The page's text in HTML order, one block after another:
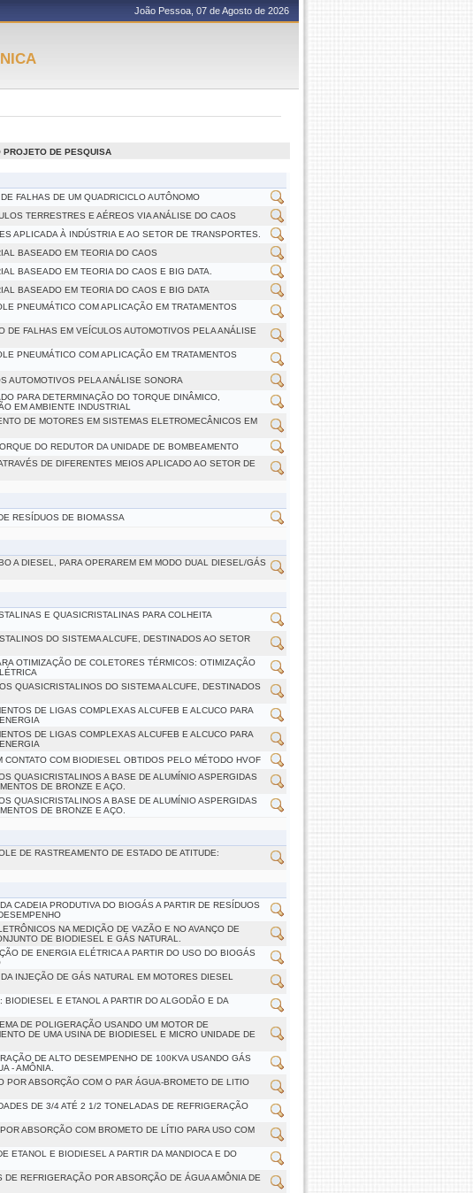
João Pessoa, 07 de Agosto de 2026
PROJETO DE PESQUISA
FALHAS DE UM QUADRICICLO AUTÔNOMO
TERRESTRES E AÉREOS VIA ANÁLISE DO CAOS
APLICADA À INDÚSTRIA E AO SETOR DE TRANSPORTES.
BASEADO EM TEORIA DO CAOS
BASEADO EM TEORIA DO CAOS E BIG DATA.
BASEADO EM TEORIA DO CAOS E BIG DATA
PNEUMÁTICO COM APLICAÇÃO EM TRATAMENTOS
DE FALHAS EM VEÍCULOS AUTOMOTIVOS PELA ANÁLISE
PNEUMÁTICO COM APLICAÇÃO EM TRATAMENTOS
AUTOMOTIVOS PELA ANÁLISE SONORA
PARA DETERMINAÇÃO DO TORQUE DINÂMICO,
EM AMBIENTE INDUSTRIAL
DE MOTORES EM SISTEMAS ELETROMECÂNICOS EM
DO REDUTOR DA UNIDADE DE BOMBEAMENTO
DE DIFERENTES MEIOS APLICADO AO SETOR DE
RESÍDUOS DE BIOMASSA
A DIESEL, PARA OPERAREM EM MODO DUAL DIESEL/GÁS
E QUASICRISTALINAS PARA COLHEITA
DO SISTEMA ALCUFE, DESTINADOS AO SETOR
OTIMIZAÇÃO DE COLETORES TÉRMICOS: OTIMIZAÇÃO
QUASICRISTALINOS DO SISTEMA ALCUFE, DESTINADOS
DE LIGAS COMPLEXAS ALCUFEB E ALCUCO PARA
DE LIGAS COMPLEXAS ALCUFEB E ALCUCO PARA
COM BIODIESEL OBTIDOS PELO MÉTODO HVOF
QUASICRISTALINOS A BASE DE ALUMÍNIO ASPERGIDAS
DE BRONZE E AÇO.
QUASICRISTALINOS A BASE DE ALUMÍNIO ASPERGIDAS
DE BRONZE E AÇO.
DE RASTREAMENTO DE ESTADO DE ATITUDE:
CADEIA PRODUTIVA DO BIOGÁS A PARTIR DE RESÍDUOS
NA MEDIÇÃO DE VAZÃO E NO AVANÇO DE
DE BIODIESEL E GÁS NATURAL.
DE ENERGIA ELÉTRICA A PARTIR DO USO DO BIOGÁS
INJEÇÃO DE GÁS NATURAL EM MOTORES DIESEL
E ETANOL A PARTIR DO ALGODÃO E DA
DE POLIGERAÇÃO USANDO UM MOTOR DE
DE UMA USINA DE BIODIESEL E MICRO UNIDADE DE
DE ALTO DESEMPENHO DE 100KVA USANDO GÁS
- AMÔNIA.
ABSORÇÃO COM O PAR ÁGUA-BROMETO DE LITIO
DE 3/4 ATÉ 2 1/2 TONELADAS DE REFRIGERAÇÃO
ABSORÇÃO COM BROMETO DE LÍTIO PARA USO COM
ETANOL E BIODIESEL A PARTIR DA MANDIOCA E DO
REFRIGERAÇÃO POR ABSORÇÃO DE ÁGUA AMÔNIA DE